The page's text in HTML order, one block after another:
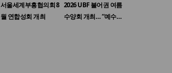
서울세계부흥협의회 8
월 연합성회 개최
2026 UBF 불어권 여름
수양회 개최… “예수…